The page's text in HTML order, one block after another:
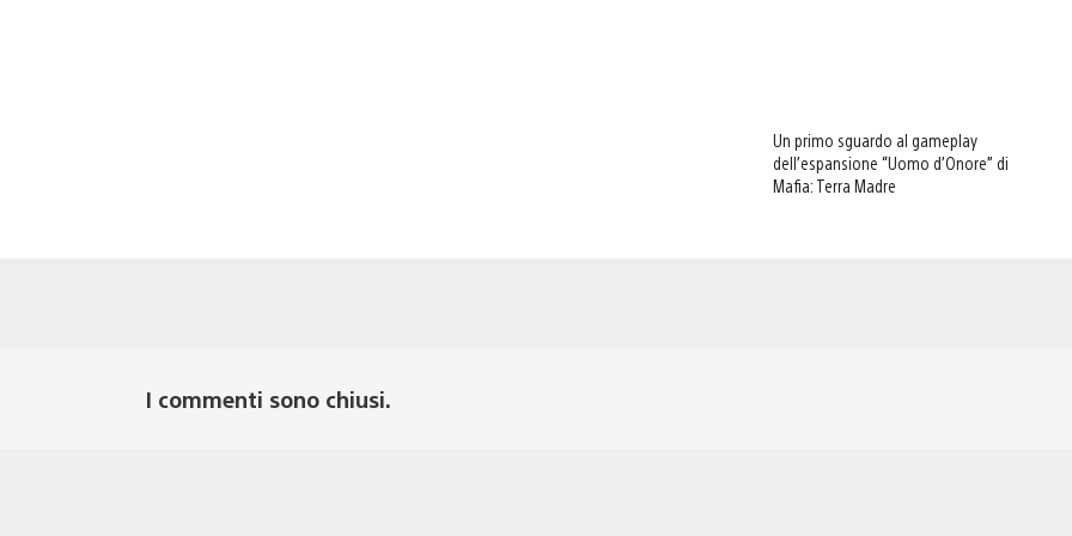
Un primo sguardo al gameplay
dell’espansione “Uomo d’Onore” di
Mafia: Terra Madre
I commenti sono chiusi.